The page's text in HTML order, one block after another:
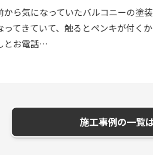
流し台の水栓が壊れたので直して
いただきました。確認した所、水
で取替する…
施工事例の一覧